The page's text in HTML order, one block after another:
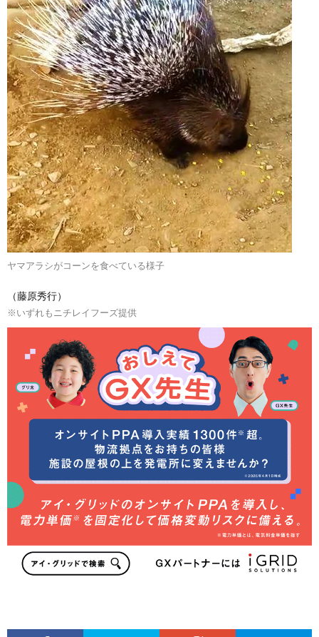
ヤマアラシがコーンを食べている様子
（藤原秀行）
※いずれもニチレイフーズ提供